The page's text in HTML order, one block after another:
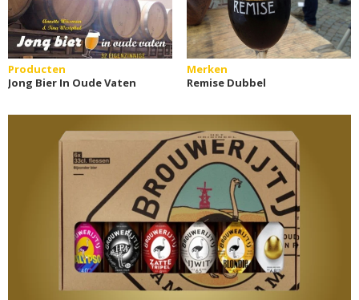
Producten
Jong Bier In Oude Vaten
Merken
Remise Dubbel